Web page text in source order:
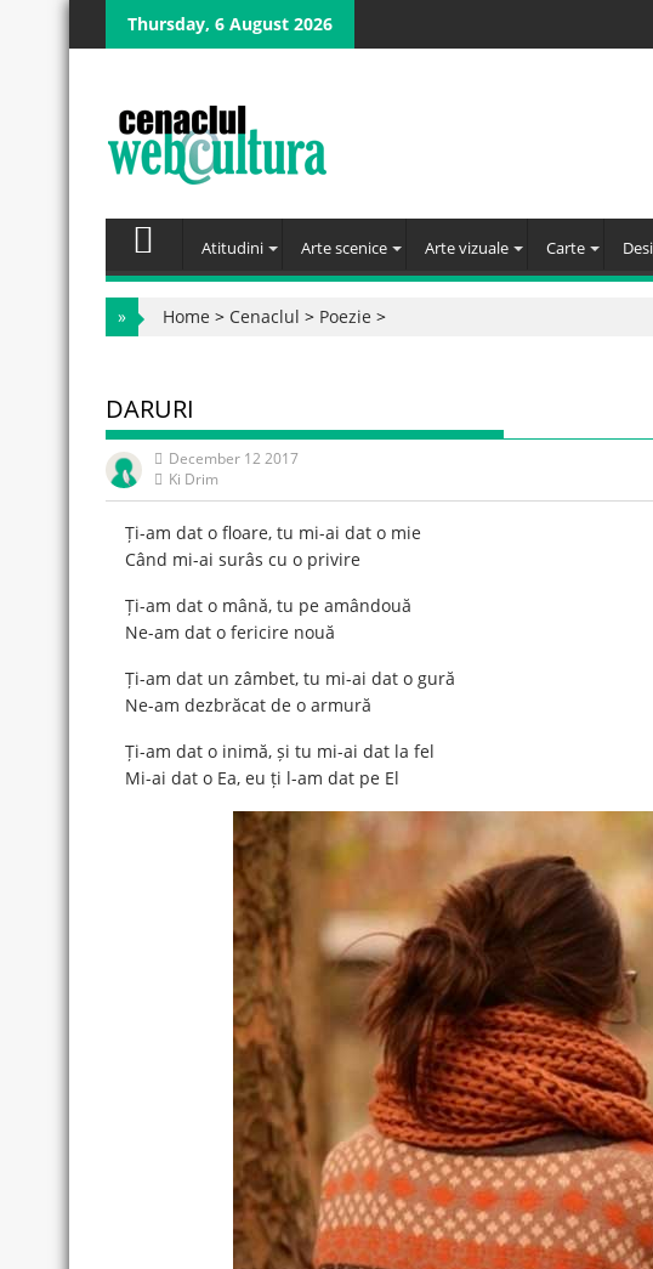
Skip
Thursday, 6 August 2026
Atitudini Arte scenice Arte vizuale Carte
» Home > Cenaclul > Poezie >
DARURI
December 12 2017
Ki Drim
Ți-am dat o floare, tu mi-ai dat o mie
Când mi-ai surâs cu o privire
Ți-am dat o mână, tu pe amândouă
Ne-am dat o fericire nouă
Ți-am dat un zâmbet, tu mi-ai dat o gură
Ne-am dezbrăcat de o armură
Ți-am dat o inimă, și tu mi-ai dat la fel
Mi-ai dat o Ea, eu ți l-am dat pe El